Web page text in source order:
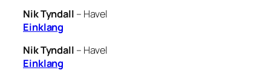
Nik Tyndall – Havel
Einklang
Nik Tyndall – Havel
Einklang